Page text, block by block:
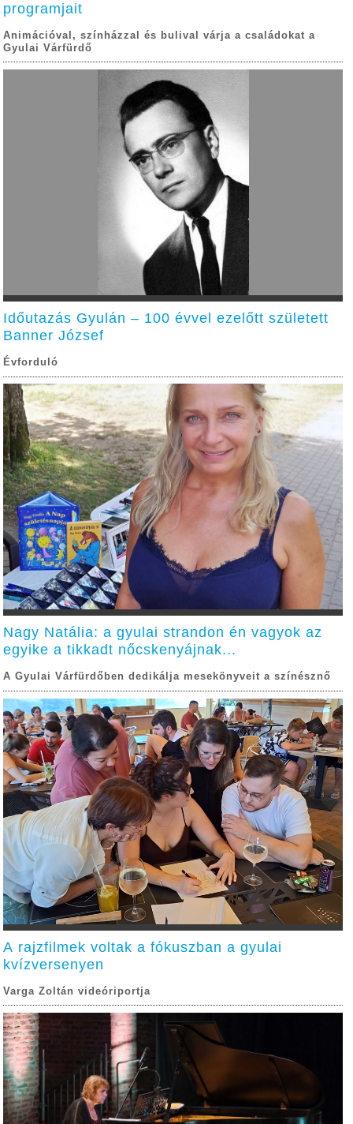
programjait
Animációval, színházzal és bulival várja a családokat a
Gyulai Várfürdő
Időutazás Gyulán – 100 évvel ezelőtt született
Banner József
Évforduló
Nagy Natália: a gyulai strandon én vagyok az
egyike a tikkadt nőcskenyájnak...
A Gyulai Várfürdőben dedikálja mesekönyveit a színésznő
A rajzfilmek voltak a fókuszban a gyulai
kvízversenyen
Varga Zoltán videóriportja